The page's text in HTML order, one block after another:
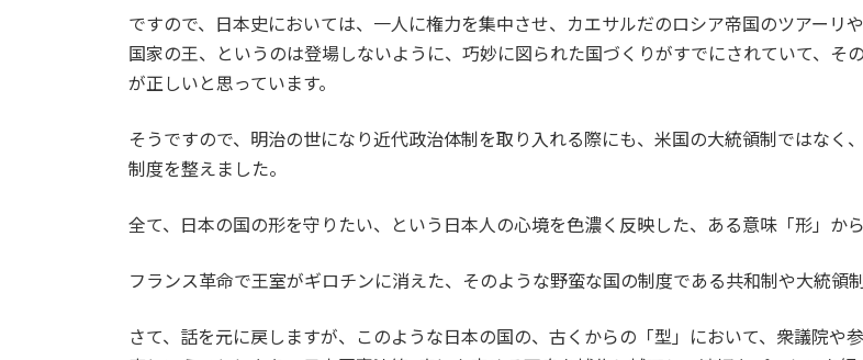
ですので、日本史においては、一人に権力を集中させ、カエサルだのロシア帝国のツアーリ
国家の王、というのは登場しないように、巧妙に図られた国づくりがすでにされていて、そ
が正しいと思っています。
そうですので、明治の世になり近代政治体制を取り入れる際にも、米国の大統領制ではな
制度を整えました。
全て、日本の国の形を守りたい、という日本人の心境を色濃く反映した、ある意味「形」から
フランス革命で王室がギロチンに消えた、そのような野蛮な国の制度である共和制や大統領
さて、話を元に戻しますが、このような日本の国の、古くからの「型」において、衆議院や